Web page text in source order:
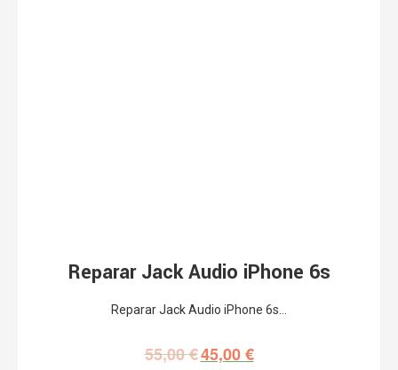
Reparar Jack Audio iPhone 6s
Reparar Jack Audio iPhone 6s…
55,00€45,00€